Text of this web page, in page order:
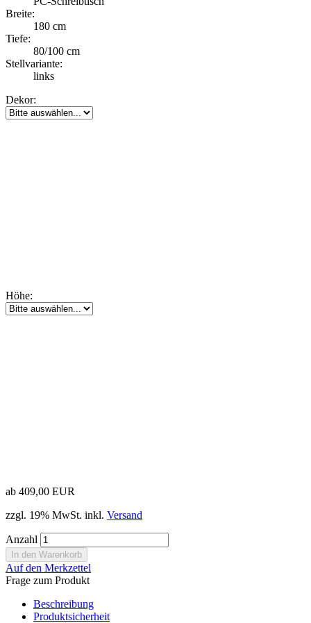
Breite:
180 cm
Tiefe:
80/100 cm
Stellvariante:
links
Dekor:
Höhe:
ab 409,00 EUR
zzgl. 19% MwSt. inkl. Versand
Anzahl
Auf den Merkzettel
Frage zum Produkt
Beschreibung
Produktsicherheit